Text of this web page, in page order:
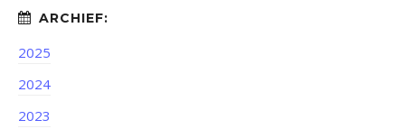
2025
2024
2023